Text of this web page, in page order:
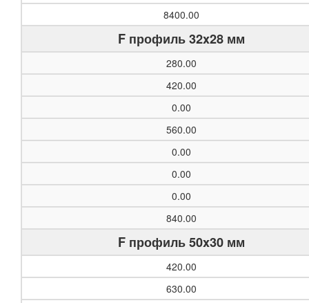
8400.00
F профиль 32x28 мм
280.00
420.00
0.00
560.00
0.00
0.00
0.00
840.00
F профиль 50x30 мм
420.00
630.00